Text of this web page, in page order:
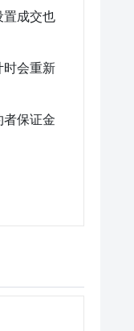
成交也
会重新
保证金